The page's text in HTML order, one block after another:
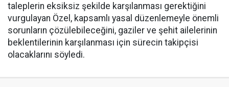
taleplerin eksiksiz şekilde karşılanması gerektiğini
vurgulayan Özel, kapsamlı yasal düzenlemeyle önemli
sorunların çözülebileceğini, gaziler ve şehit ailelerinin
beklentilerinin karşılanması için sürecin takipçisi
olacaklarını söyledi.